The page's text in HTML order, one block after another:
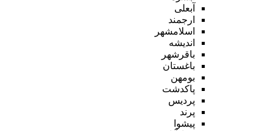
آبعلی
ارجمند
اسلامشهر
اندیشه
باقرشهر
باغستان
بومهن
پاکدشت
پردیس
پرند
پیشوا